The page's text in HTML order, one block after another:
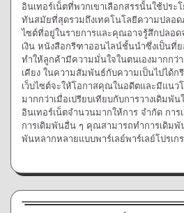
อินเทอร์เน็ตที่พวกเขาเลือกสรรนั้นใช้ประ
ทันสมัยที่สุดรวมถึงเทคโนโลยีความปลอ
ไซต์ที่อยู่ในรายการและคุณอาจรู้สึกปลอ
เงิน หนังสือกรีฑาออนไลน์ชั้นนำซึ่งเป็นที่
ทำให้ลูกค้ามีความมั่นใจในตนเองมากกว่
เคียง ในความสัมพันธ์กับความเป็นไปได้
เว็บไซต์จะให้โอกาสคุณในอดีตและมีแนว
มากกว่าเมื่อเปรียบเทียบกับการวางเดิมพั
อินเทอร์เน็ตจำนวนมากให้การ จำกัด กา
การเดิมพันอื่น ๆ คุณสามารถทำการเดิมพั
พันหลากหลายแบบพาร์เลย์พาร์เลย์โปรเ
การพนัน